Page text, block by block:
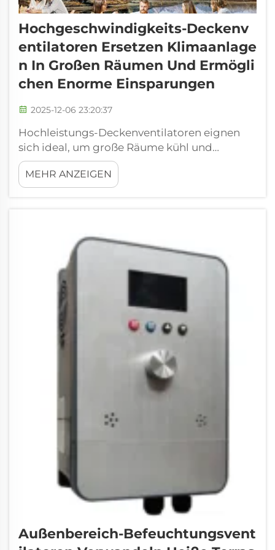
Hochgeschwindigkeits-Deckenv
Entilatoren Ersetzen Klimaanlage
N In Großen Räumen Und Ermögli
Chen Enorme Einsparungen
2025-12-06 23:20:37
Hochleistungs-Deckenventilatoren eignen
sich ideal, um große Räume kühl und
komfortabel zu halten, ohne die Klimaanlage
ständig betreiben zu müssen. Diese
Ventilatoren sind darauf ausgelegt, große
wie offene Grundrisse, Lagerhallen, ...
MEHR ANZEIGEN
Außenbereich-Befeuchtungsvent